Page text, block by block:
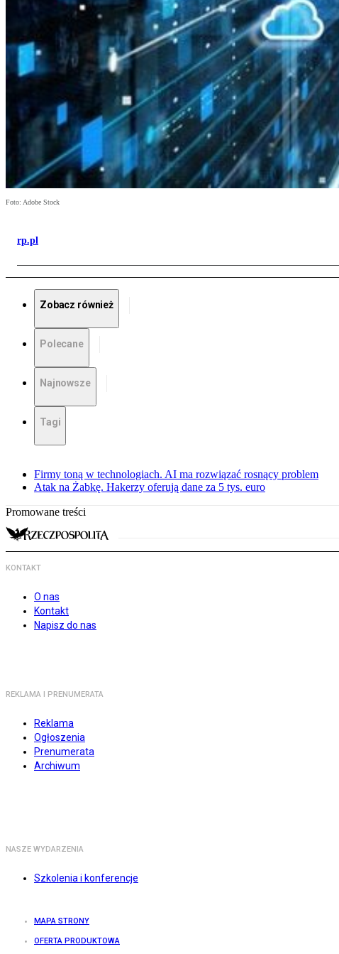
Foto: Adobe Stock
rp.pl
Zobacz również
Polecane
Najnowsze
Tagi
Firmy toną w technologiach. AI ma rozwiązać rosnący problem
Atak na Żabkę. Hakerzy oferują dane za 5 tys. euro
Promowane treści
KONTAKT
O nas
Kontakt
Napisz do nas
REKLAMA I PRENUMERATA
Reklama
Ogłoszenia
Prenumerata
Archiwum
NASZE WYDARZENIA
Szkolenia i konferencje
MAPA STRONY
OFERTA PRODUKTOWA